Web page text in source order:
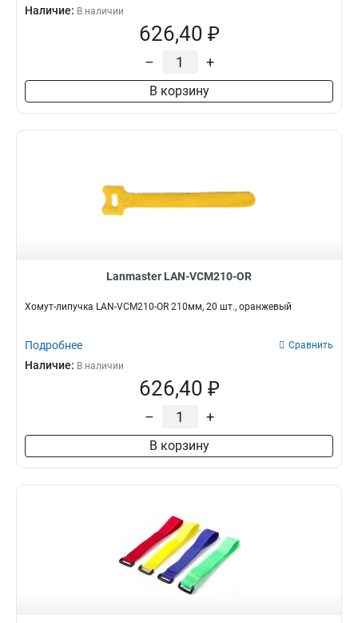
Наличие: В наличии
626,40 ₽
– +
В корзину
Lanmaster LAN-VCM210-OR
Хомут-липучка LAN-VCM210-OR 210мм, 20 шт., оранжевый
Подробнее Сравнить
Наличие: В наличии
626,40 ₽
– +
В корзину